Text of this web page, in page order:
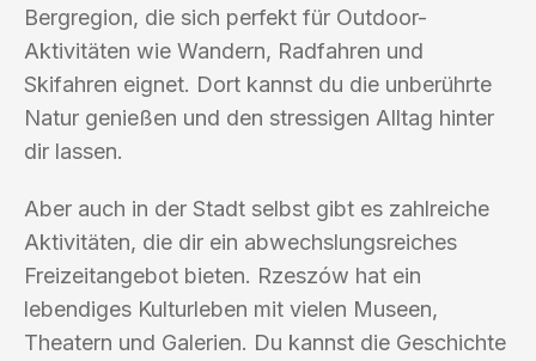
Bergregion, die sich perfekt für Outdoor-
Aktivitäten wie Wandern, Radfahren und
Skifahren eignet. Dort kannst du die unberührte
Natur genießen und den stressigen Alltag hinter
dir lassen.
Aber auch in der Stadt selbst gibt es zahlreiche
Aktivitäten, die dir ein abwechslungsreiches
Freizeitangebot bieten. Rzeszów hat ein
lebendiges Kulturleben mit vielen Museen,
Theatern und Galerien. Du kannst die Geschichte